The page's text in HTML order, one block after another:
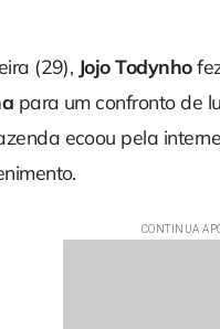
(29), Jojo Todynho
para um confronto de
ecoou pela